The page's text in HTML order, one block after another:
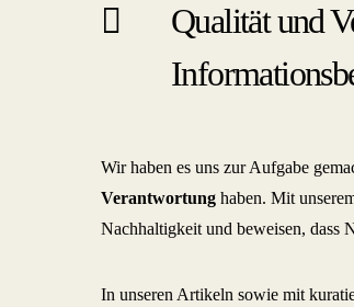
Qualität und
Wir haben es uns zur Aufgabe
Verantwortung haben. Mit
Nachhaltigkeit und beweisen, dass
In unseren Artikeln sowie mit